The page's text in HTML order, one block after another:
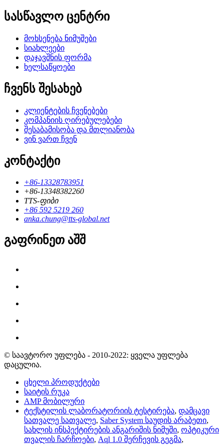
სასწავლო ცენტრი
მოხსენება ნიმუშები
სიახლეები
დაჯავშნის ფორმა
ხელსაწყოები
ჩვენს შესახებ
კლიენტების ჩვენებები
კომპანიის ღირებულებები
შესაბამისობა და მთლიანობა
ვინ ვართ ჩვენ
კონტაქტი
+86-13328783951
+86-13348382260
TTS-ფიბი
+86 592 5219 260
anka.chung@tts-global.net
გაფრინეთ აშშ
© საავტორო უფლება - 2010-2022: ყველა უფლება
დაცულია.
ცხელი პროდუქტები
საიტის რუკა
AMP მობილური
ტექსტილის ლაბორატორიის ტესტირება, დამცავი
სათვალე სათვალე, Saber System საუდის არაბეთი,
სახლის ინსპექტირების ანგარიშის ნიმუში, ოპტიკური
თვალის ჩარჩოები, Aql 1.0 შერჩევის გეგმა,